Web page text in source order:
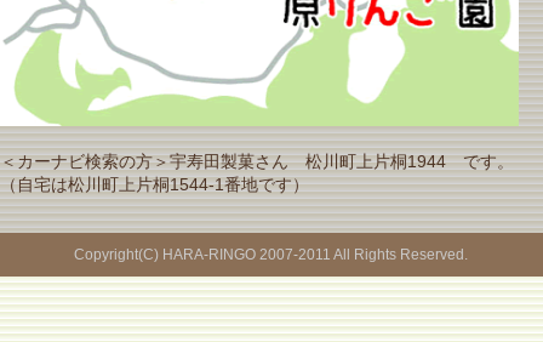
＜カーナビ検索の方＞宇寿田製菓さん 松川町上片桐1944 です。
（自宅は松川町上片桐1544-1番地です）
Copyright(C) HARA-RINGO 2007-2011 All Rights Reserved.